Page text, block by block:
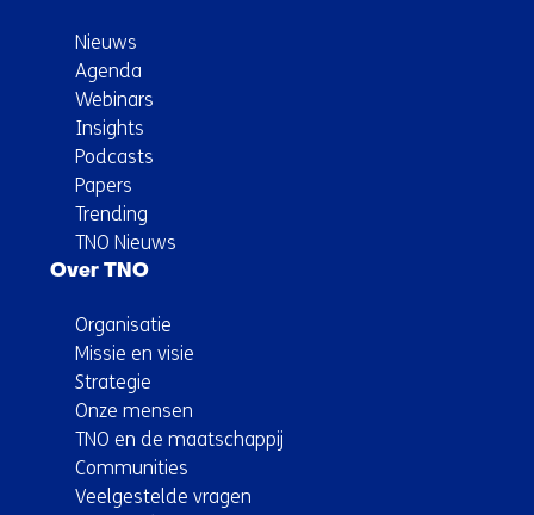
Nieuws
Agenda
Webinars
Insights
Podcasts
Papers
Trending
TNO Nieuws
Over TNO
Organisatie
Missie en visie
Strategie
Onze mensen
TNO en de maatschappij
Communities
Veelgestelde vragen